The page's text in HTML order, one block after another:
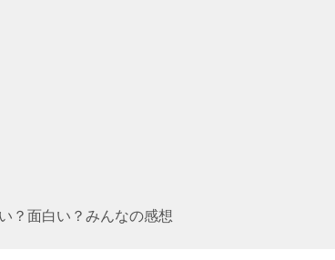
？面白い？みんなの感想